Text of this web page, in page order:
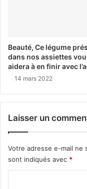
Beauté, Ce légume
dans nos assiettes
aidera à en finir avec
14 mars 2022
Laisser un
Votre adresse e-mail ne
sont indiqués avec *